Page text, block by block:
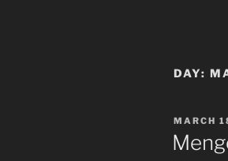
DAY:
POSTED
ON
MARCH